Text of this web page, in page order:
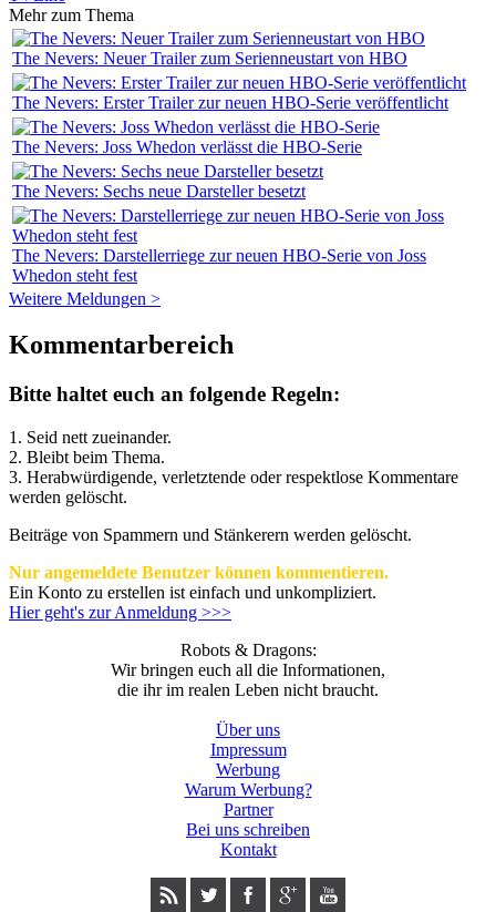
Mehr zum Thema
The Nevers: Neuer Trailer zum Serienneustart von HBO
The Nevers: Erster Trailer zur neuen HBO-Serie veröffentlicht
The Nevers: Joss Whedon verlässt die HBO-Serie
The Nevers: Sechs neue Darsteller besetzt
The Nevers: Darstellerriege zur neuen HBO-Serie von Joss
Whedon steht fest
Weitere Meldungen >
Kommentarbereich
Bitte haltet euch an folgende Regeln:
1. Seid nett zueinander.
2. Bleibt beim Thema.
3. Herabwürdigende, verletztende oder respektlose Kommentare
werden gelöscht.
Beiträge von Spammern und Stänkerern werden gelöscht.
Nur angemeldete Benutzer können kommentieren.
Ein Konto zu erstellen ist einfach und unkompliziert.
Hier geht's zur Anmeldung >>>
Robots & Dragons:
Wir bringen euch all die Informationen,
die ihr im realen Leben nicht braucht.
Über uns
Impressum
Werbung
Warum Werbung?
Partner
Bei uns schreiben
Kontakt